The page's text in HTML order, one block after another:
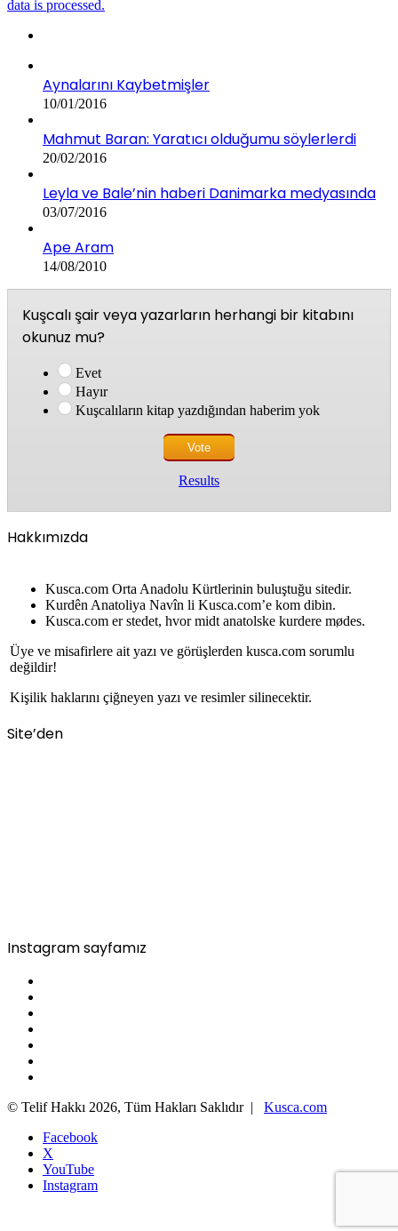
data is processed.
Aynalarını Kaybetmişler
10/01/2016
Mahmut Baran: Yaratıcı olduğumu söylerlerdi
20/02/2016
Leyla ve Bale’nin haberi Danimarka medyasında
03/07/2016
Ape Aram
14/08/2010
Kuşcalı şair veya yazarların herhangi bir kitabını
okunuz mu?
Evet
Hayır
Kuşcalıların kitap yazdığından haberim yok
Results
Hakkımızda
Kusca.com Orta Anadolu Kürtlerinin buluştuğu sitedir.
Kurdên Anatoliya Navîn li Kusca.com’e kom dibin.
Kusca.com er stedet, hvor midt anatolske kurdere mødes.
Üye ve misafirlere ait yazı ve görüşlerden kusca.com sorumlu
değildir!
Kişilik haklarını çiğneyen yazı ve resimler silinecektir.
Site’den
Instagram sayfamız
© Telif Hakkı 2026, Tüm Hakları Saklıdır | Kusca.com
Facebook
X
YouTube
Instagram